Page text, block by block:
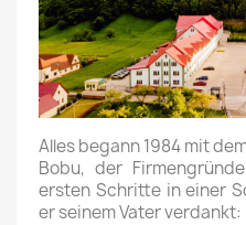
Alles begann 1984 mit
Bobu, der
ersten Schritte in einer
er seinem Vater verdankt: